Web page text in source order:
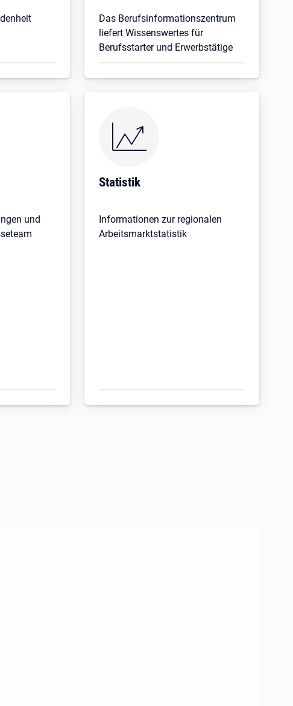
Das Berufsinformationszentrum
liefert Wissenswertes für
Berufsstarter und Erwerbstätige
und
Öffnet in neuem Tab
Statistik
Informationen zur regionalen
Arbeitsmarktstatistik